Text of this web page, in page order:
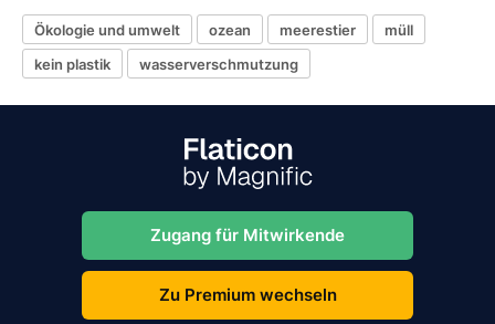
Ökologie und umwelt ozean meerestier
müll
kein plastik
wasserverschmutzung
Zugang für Mitwirkende
Zu Premium wechseln